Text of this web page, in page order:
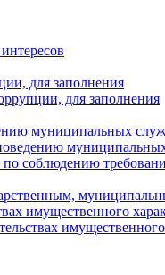
для заполнения
для заполнения
муниципальных
соблюдению
имущественного
имущественного